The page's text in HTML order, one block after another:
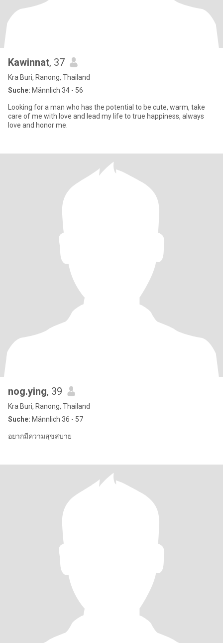
Kawinnat, 37
Kra Buri, Ranong, Thailand
Suche: Männlich 34 - 56
Looking for a man who has the potential to be cute, warm, take
care of me with love and lead my life to true happiness, always
love and honor me.
nog.ying, 39
Kra Buri, Ranong, Thailand
Suche: Männlich 36 - 57
อยากมีความสุขสบาย